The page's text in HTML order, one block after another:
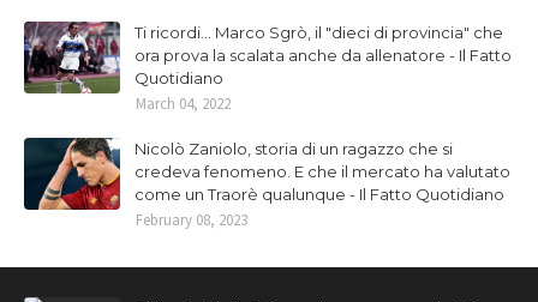
Ti ricordi... Marco Sgrò, il "dieci di provincia" che
ora prova la scalata anche da allenatore - Il Fatto
Quotidiano
March 04, 2022
Nicolò Zaniolo, storia di un ragazzo che si
credeva fenomeno. E che il mercato ha valutato
come un Traorè qualunque - Il Fatto Quotidiano
February 08, 2023